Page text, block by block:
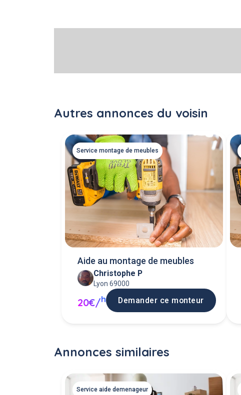
Autres annonces du voisin
Service montage de meubles
Aide au montage de meubles
Christophe P
Lyon 69000
20€/h Demander ce monteur
Annonces similaires
Service aide demenageur